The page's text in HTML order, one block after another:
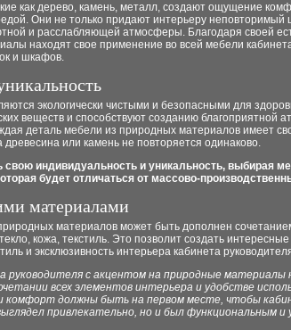
как дерево, камень, металл, создают ощущение
Они не только придают интерьеру неповторимый
и расслабляющей атмосферы. Благодаря своей
находят свое применение во всей мебели
и шкафов.
экологически чистыми и безопасными для
веществ и способствуют созданию благоприятной
деталь мебели из природных материалов имеет
древесина или камень не повторяется одинаково.
свою индивидуальность и уникальность, выбирая
будет отличаться от массово-
материалами
материалов может быть дополнен
кожа, текстиль. Это позволит создать
и эксклюзивность интерьера кабинета
руководителя с акцентом на природные материалы
всех элементов интерьера и удобстве
комфорт должны быть на первом месте, чтобы
привлекательно, но и был функциональным и